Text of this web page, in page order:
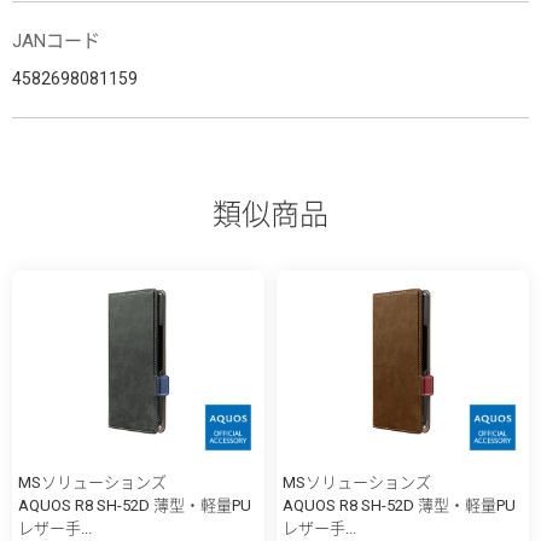
JANコード
4582698081159
類似商品
MSソリューションズ
AQUOS R8 SH-52D 薄型・軽量PU
レザー手...
MSソリューションズ
AQUOS R8 SH-52D 薄型・軽量PU
レザー手...